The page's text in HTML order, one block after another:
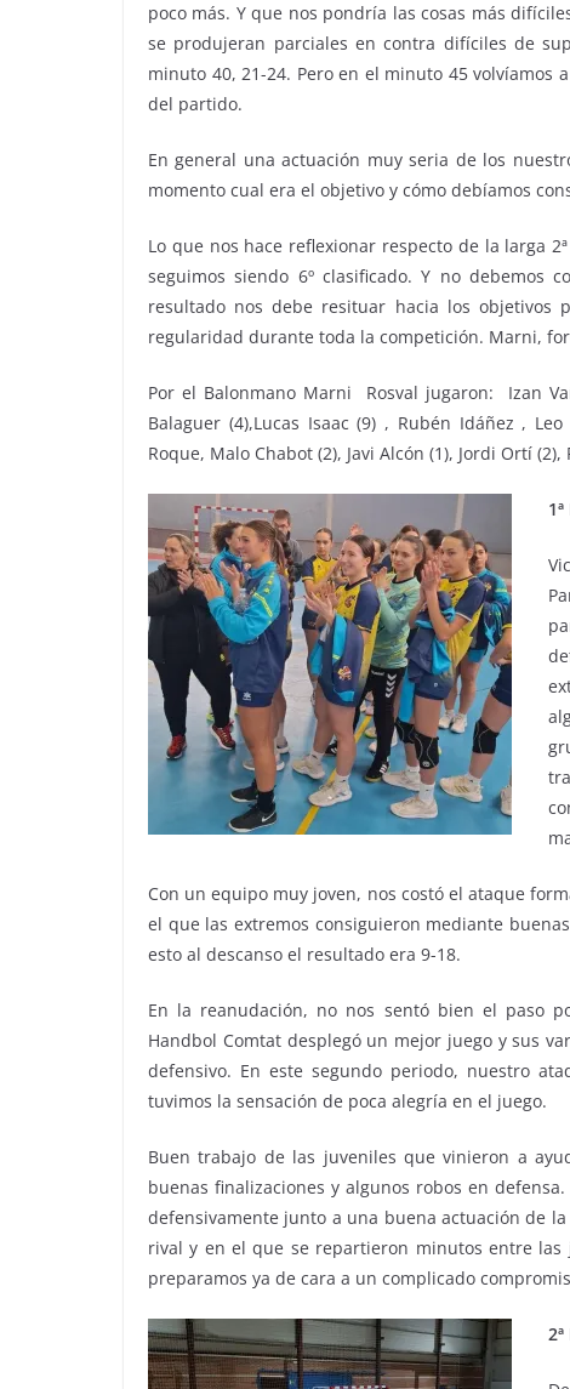
poco más. Y que nos pondría las cosas más
se produjeran parciales en contra difíciles de
minuto 40, 21-24. Pero en el minuto 45 volvíamos
del partido.
En general una actuación muy seria de los
momento cual era el objetivo y cómo debíamos
Lo que nos hace reflexionar respecto de la larga
seguimos siendo 6º clasificado. Y no debemos
resultado nos debe resituar hacia los objetivos
regularidad durante toda la competición. Marni,
Por el Balonmano Marni Rosval jugaron: Izan
Balaguer (4),Lucas Isaac (9) , Rubén Idáñez ,
Roque, Malo Chabot (2), Javi Alcón (1), Jordi Ortí
Con un equipo muy joven, nos costó el ataque
el que las extremos consiguieron mediante
esto al descanso el resultado era 9-18.
En la reanudación, no nos sentó bien el paso
Handbol Comtat desplegó un mejor juego y sus
defensivo. En este segundo periodo, nuestro
tuvimos la sensación de poca alegría en el juego.
Buen trabajo de las juveniles que vinieron a
buenas finalizaciones y algunos robos en
defensivamente junto a una buena actuación de
rival y en el que se repartieron minutos entre
preparamos ya de cara a un complicado